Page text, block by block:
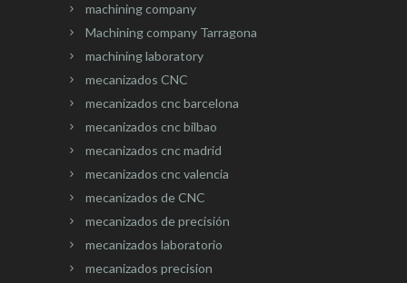
machining company
Machining company Tarragona
machining laboratory
mecanizados CNC
mecanizados cnc barcelona
mecanizados cnc bilbao
mecanizados cnc madrid
mecanizados cnc valencia
mecanizados de CNC
mecanizados de precisión
mecanizados laboratorio
mecanizados precision